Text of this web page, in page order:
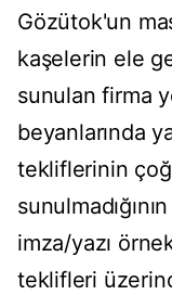
Gözütok'un
kaşelerin ele
sunulan firma
beyanlarında
tekliflerinin
imza/yazı
teklifleri